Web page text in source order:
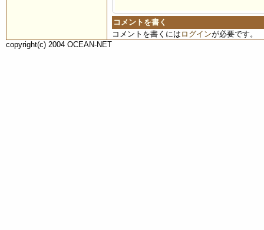
コメントを書く
コメントを書くには ログインが必要です。
copyright(c) 2004 OCEAN-NET